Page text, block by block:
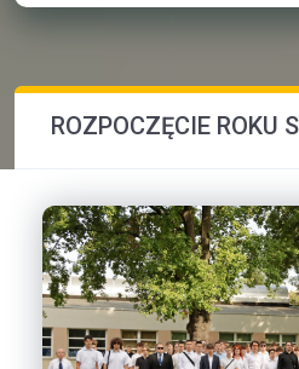
ROZPOCZĘCIE ROKU